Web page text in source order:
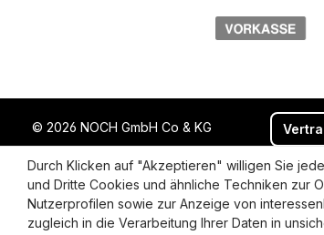
© 2026 NOCH GmbH Co & KG
Durch Klicken auf "Akzeptieren" willigen Sie
und Dritte Cookies und ähnliche Techniken zur
Nutzerprofilen sowie zur Anzeige von
zugleich in die Verarbeitung Ihrer Daten in